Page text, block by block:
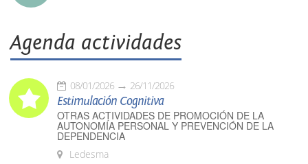
Agenda actividades
08/01/2026 26/11/2026
Estimulación Cognitiva
OTRAS ACTIVIDADES DE PROMOCIÓN DE LA
AUTONOMÍA PERSONAL Y PREVENCIÓN DE LA
DEPENDENCIA
Ledesma